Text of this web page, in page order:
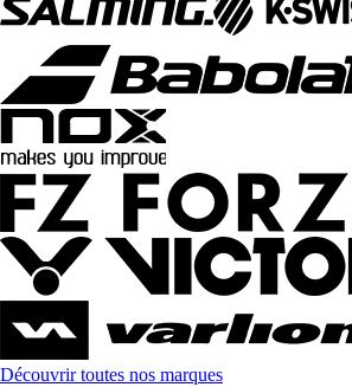
Découvrir toutes nos marques